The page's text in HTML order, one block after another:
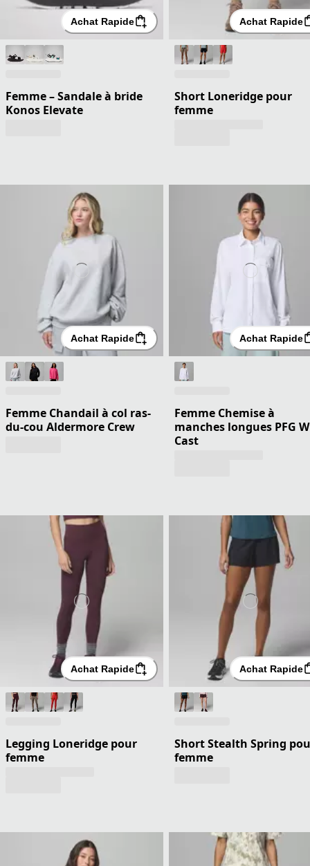
Achat Rapide
Femme – Sandale à bride
Konos Elevate
Achat Rapide
Short Loneridge pour
femme
Achat Rapide
Femme Chandail à col ras-
du-cou Aldermore Crew
Achat Rapide
Femme Chemise à
manches longues PFG
Cast
Achat Rapide
Legging Loneridge pour
femme
Achat Rapide
Short Stealth Spring
femme